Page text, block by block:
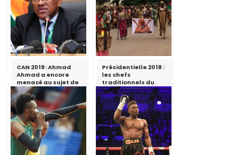
CAN 2019 : Ahmad
Ahmad a encore
menacé au sujet de
l’organisation par
le Cameroun
Présidentielle 2018 :
les chefs
traditionnels du
Sud apportent leur
soutien à Paul Biya